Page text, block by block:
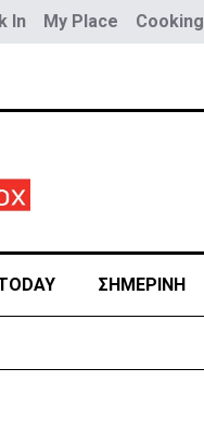
In My Place Cooking
ΣΗΜΕΡΙΝΗ